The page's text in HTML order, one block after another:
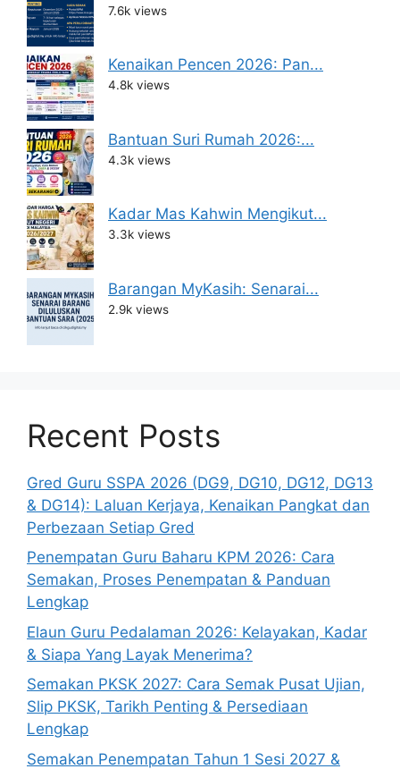
7.6k views
Kenaikan Pencen 2026: Pan...
4.8k views
Bantuan Suri Rumah 2026:...
4.3k views
Kadar Mas Kahwin Mengikut...
3.3k views
Barangan MyKasih: Senarai...
2.9k views
Recent Posts
Gred Guru SSPA 2026 (DG9, DG10, DG12, DG13
& DG14): Laluan Kerjaya, Kenaikan Pangkat dan
Perbezaan Setiap Gred
Penempatan Guru Baharu KPM 2026: Cara
Semakan, Proses Penempatan & Panduan
Lengkap
Elaun Guru Pedalaman 2026: Kelayakan, Kadar
& Siapa Yang Layak Menerima?
Semakan PKSK 2027: Cara Semak Pusat Ujian,
Slip PKSK, Tarikh Penting & Persediaan
Lengkap
Semakan Penempatan Tahun 1 Sesi 2027 &